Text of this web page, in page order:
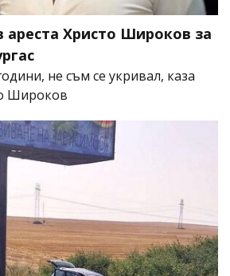
ареста Христо Широков за
не съм се укривал, каза
Широков